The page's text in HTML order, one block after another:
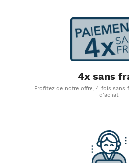
4x sans
Profitez de notre offre, 4 fois sans
d'achat